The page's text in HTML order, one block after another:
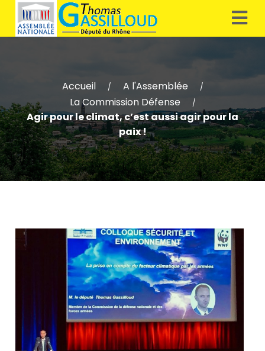
Accueil / A l'Assemblée /
La Commission Défense /
Agir pour le climat, c’est aussi agir pour la
paix !